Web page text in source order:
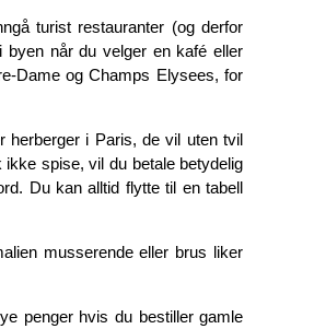
turist restauranter (og derfor
når du velger en kafé eller
Dame og Champs Elysees, for
herberger i Paris, de vil uten tvil
spise, vil du betale betydelig
Du kan alltid flytte til en tabell
musserende eller brus liker
penger hvis du bestiller gamle